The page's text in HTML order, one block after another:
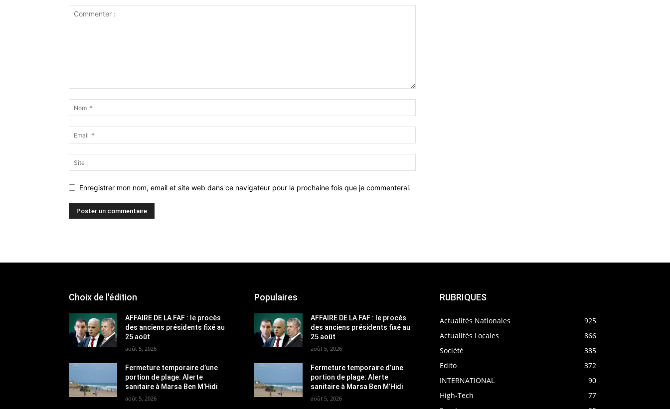
Enregistrer mon nom, email et site web dans ce navigateur pour la prochaine fois que je commenterai.
Choix de l'édition
AFFAIRE DE LA FAF : le procès
des anciens présidents fixé au
25 août
août 5, 2026
Fermeture temporaire d’une
portion de plage: Alerte
sanitaire à Marsa Ben M’Hidi
août 5, 2026
Populaires
AFFAIRE DE LA FAF : le procès
des anciens présidents fixé au
25 août
août 5, 2026
Fermeture temporaire d’une
portion de plage: Alerte
sanitaire à Marsa Ben M’Hidi
août 5, 2026
RUBRIQUES
Actualités Nationales
925
Actualités Locales
866
Société
385
Edito
372
INTERNATIONAL
90
High-Tech
77